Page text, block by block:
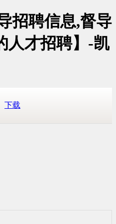
招聘信息,督导
人才招聘】-凯
下载